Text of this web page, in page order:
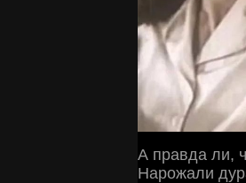
А правда ли,
Нарожали